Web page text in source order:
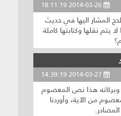
سورة الحج المشار اليها في حديث
يتم نقلها وكتابتها كاملة
وبركاته هذا نص المعصوم
من الآية، وأوردنا